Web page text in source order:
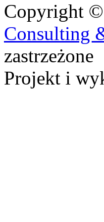
Copyright
Consulting
zastrzeżone
Projekt i